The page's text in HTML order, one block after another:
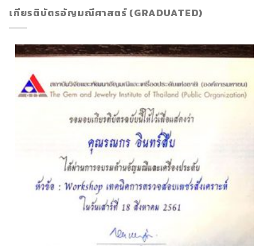
เกียรติบัตรอัญมณีศาสตร์ (GRADUATED)